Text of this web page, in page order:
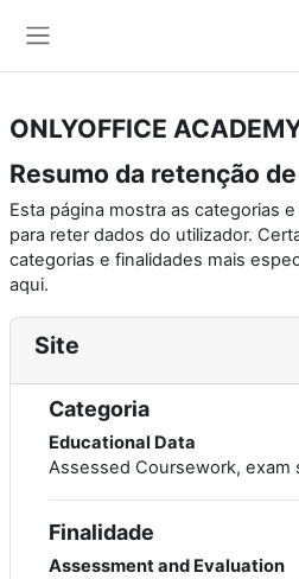
ONLYOFFICE
Resumo da retenção
Esta página mostra as categorias
para reter dados do utilizador.
categorias e finalidades mais
aqui.
Site
Categoria
Educational Data
Assessed Coursework, exam
Finalidade
Assessment and Evaluation